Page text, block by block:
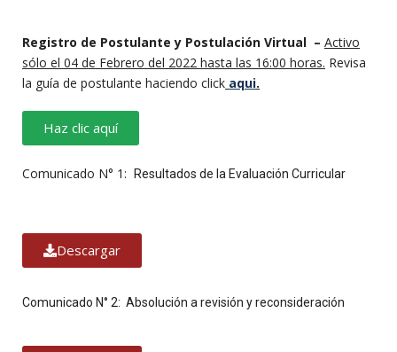
Registro de Postulante y Postulación Virtual – Activo
sólo el 04 de Febrero del 2022 hasta las 16:00 horas. Revisa
la guía de postulante haciendo click aqui.
Haz clic aquí
Comunicado N° 1: Resultados de la Evaluación Curricular
Descargar
Comunicado N° 2: Absolución a revisión y reconsideración